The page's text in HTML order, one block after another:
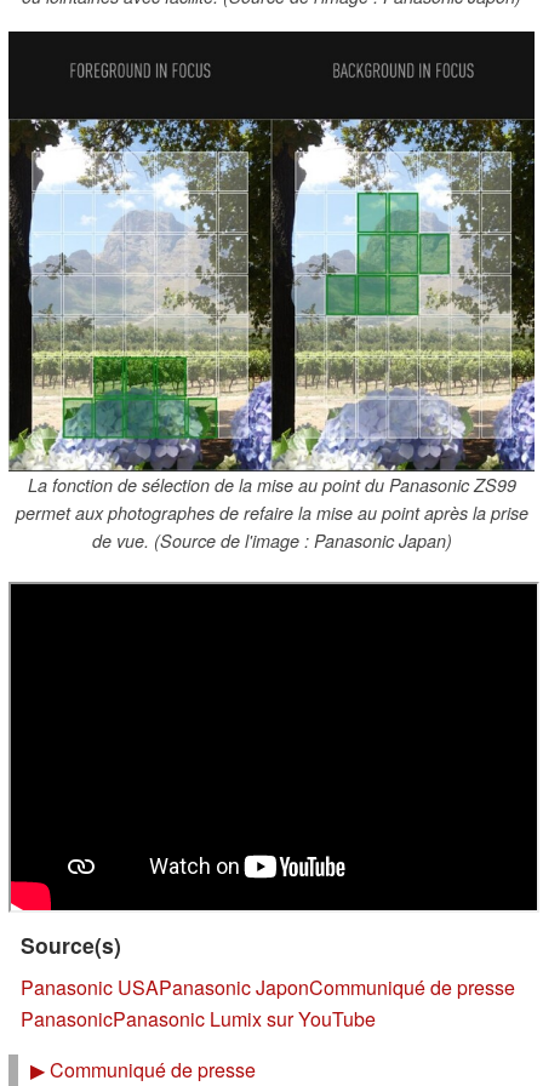
La fonction de sélection de la mise au point du Panasonic ZS99
permet aux photographes de refaire la mise au point après la prise
de vue. (Source de l'image : Panasonic Japan)
Source(s)
Panasonic USAPanasonic JaponCommuniqué de presse
PanasonicPanasonic Lumix sur YouTube
▶Communiqué de presse